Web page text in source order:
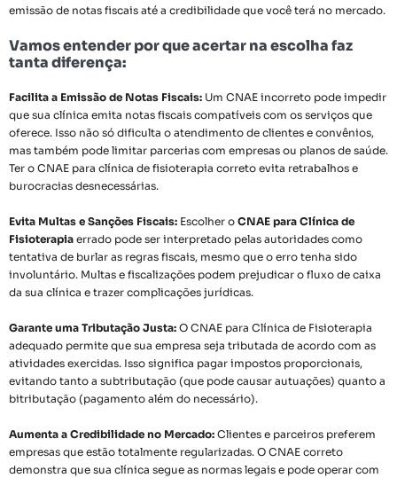
emissão de notas fiscais até a credibilidade que você terá no mercado.
Vamos entender por que acertar na escolha faz
tanta diferença:
Facilita a Emissão de Notas Fiscais: Um CNAE incorreto pode impedir
que sua clínica emita notas fiscais compatíveis com os serviços que
oferece. Isso não só dificulta o atendimento de clientes e convênios,
mas também pode limitar parcerias com empresas ou planos de saúde.
Ter o CNAE para clínica de fisioterapia correto evita retrabalhos e
burocracias desnecessárias.
Evita Multas e Sanções Fiscais: Escolher o CNAE para Clínica de
Fisioterapia errado pode ser interpretado pelas autoridades como
tentativa de burlar as regras fiscais, mesmo que o erro tenha sido
involuntário. Multas e fiscalizações podem prejudicar o fluxo de caixa
da sua clínica e trazer complicações jurídicas.
Garante uma Tributação Justa: O CNAE para Clínica de Fisioterapia
adequado permite que sua empresa seja tributada de acordo com as
atividades exercidas. Isso significa pagar impostos proporcionais,
evitando tanto a subtributação (que pode causar autuações) quanto a
bitributação (pagamento além do necessário).
Aumenta a Credibilidade no Mercado: Clientes e parceiros preferem
empresas que estão totalmente regularizadas. O CNAE correto
demonstra que sua clínica segue as normas legais e pode operar com